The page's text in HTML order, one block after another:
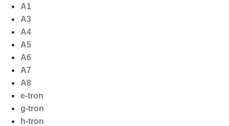
naar
inhoud
A1
A3
A4
A5
A6
A7
A8
e-tron
g-tron
h-tron